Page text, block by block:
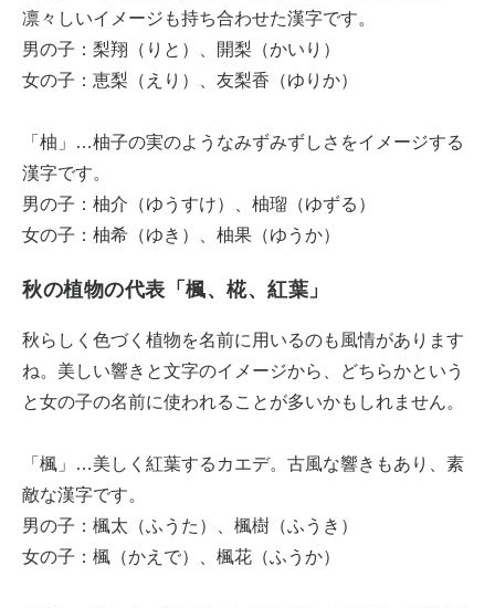
凛々しいイメージも持ち合わせた漢字です。
男の子：梨翔（りと）、開梨（かいり）
女の子：恵梨（えり）、友梨香（ゆりか）
「柚」…柚子の実のようなみずみずしさをイメージする
漢字です。
男の子：柚介（ゆうすけ）、柚瑠（ゆずる）
女の子：柚希（ゆき）、柚果（ゆうか）
秋の植物の代表「楓、椛、紅葉」
秋らしく色づく植物を名前に用いるのも風情があります
ね。美しい響きと文字のイメージから、どちらかという
と女の子の名前に使われることが多いかもしれません。
「楓」…美しく紅葉するカエデ。古風な響きもあり、素
敵な漢字です。
男の子：楓太（ふうた）、楓樹（ふうき）
女の子：楓（かえで）、楓花（ふうか）